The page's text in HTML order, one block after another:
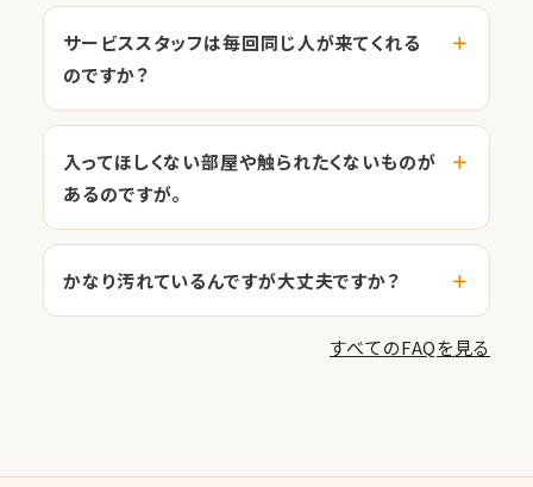
サービススタッフは毎回同じ人が来てくれる
のですか？
入ってほしくない部屋や触られたくないものが
あるのですが。
かなり汚れているんですが大丈夫ですか？
すべてのFAQを見る